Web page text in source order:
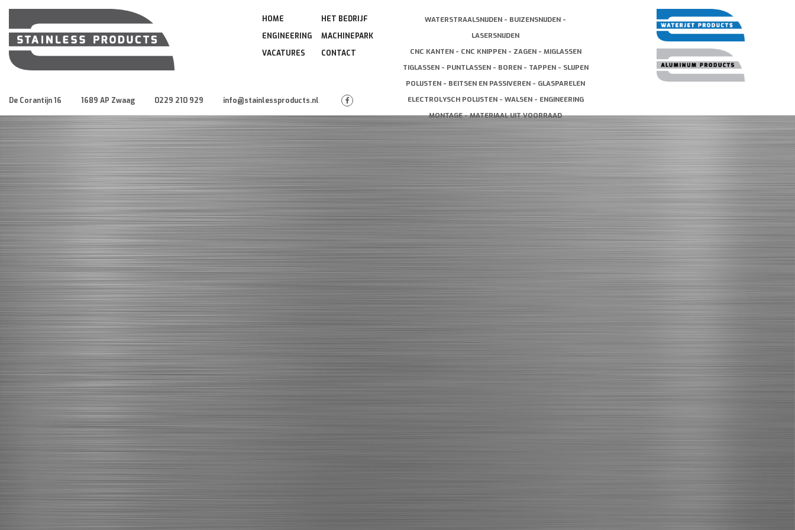
WATERSTRAALSNIJDEN - BUIZENSNIJDEN -
LASERSNIJDEN
CNC KANTEN - CNC KNIPPEN - ZAGEN - MIGLASSEN
TIGLASSEN - PUNTLASSEN - BOREN - TAPPEN - SLIJPEN
POLIJSTEN - BEITSEN EN PASSIVEREN - GLASPARELEN
ELECTROLYSCH POLIJSTEN - WALSEN - ENGINEERING
MONTAGE - MATERIAAL UIT VOORRAAD
HOME
HET BEDRIJF
ENGINEERING
MACHINEPARK
VACATURES
CONTACT
De Corantijn 16 1689 AP Zwaag 0229 210 929 info@stainlessproducts.nl